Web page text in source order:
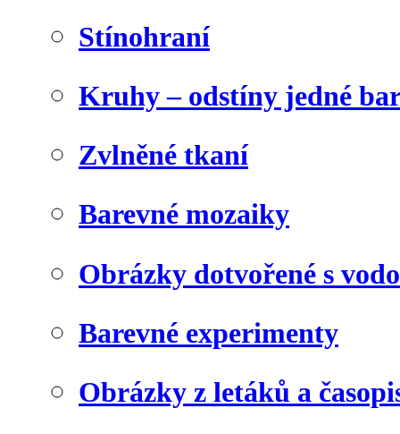
Stínohraní
Kruhy – odstíny jedné
Zvlněné tkaní
Barevné mozaiky
Obrázky dotvořené s
Barevné experimenty
Obrázky z letáků a